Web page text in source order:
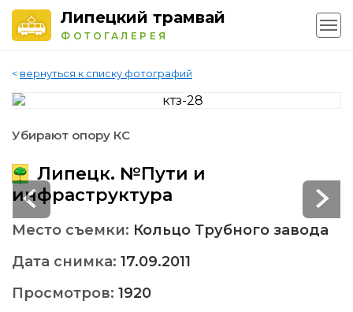
Липецкий трамвай
ФОТОГАЛЕРЕЯ
< вернуться к списку фотографий
Убирают опору КС
Липецк. №Пути и
инфраструктура
Место съемки: Кольцо Трубного завода
Дата снимка: 17.09.2011
Просмотров: 1920